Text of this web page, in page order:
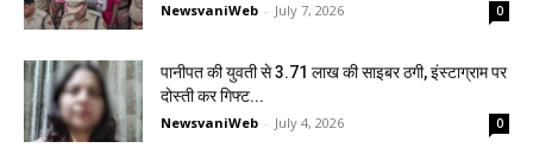
NewsvaniWeb - July 7, 2026 0
पानीपत की युवती से ₹3.71 लाख की साइबर ठगी, इंस्टाग्राम पर
दोस्ती कर गिफ्ट...
NewsvaniWeb - July 4, 2026 0